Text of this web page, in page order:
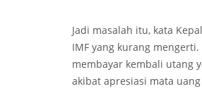
Jadi masalah itu, kata
IMF yang kurang
membayar kembali utang
akibat apresiasi mata